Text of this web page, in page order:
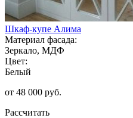
Шкаф-купе Алима
Материал фасада:
Зеркало, МДФ
Цвет:
Белый
от 48 000 руб.
Рассчитать